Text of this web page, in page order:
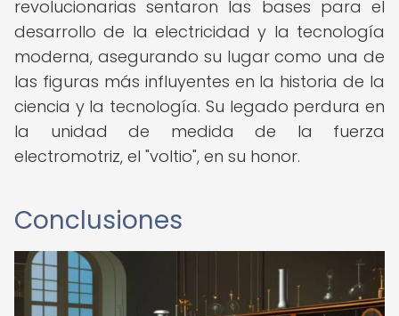
revolucionarias sentaron las bases para el
desarrollo de la electricidad y la tecnología
moderna, asegurando su lugar como una de
las figuras más influyentes en la historia de la
ciencia y la tecnología. Su legado perdura en
la unidad de medida de la fuerza
electromotriz, el "voltio", en su honor.
Conclusiones